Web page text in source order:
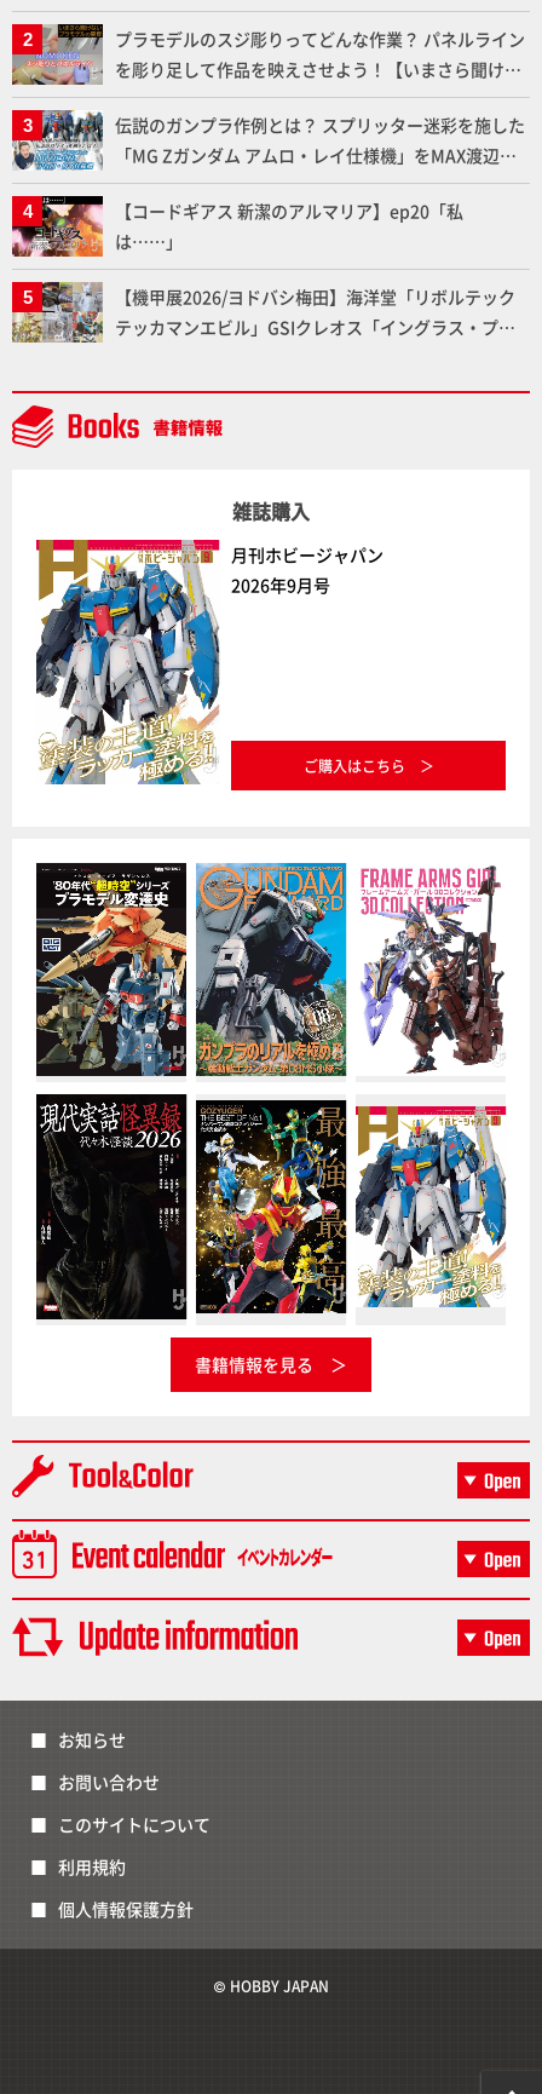
メラ永久保存化プロジェクト FINAL」
プラモデルのスジ彫りってどんな作業？ パネルライン
を彫り足して作品を映えさせよう！【いまさら聞けな
いプラモデルの基礎：スジ彫りとパネルライン】
伝説のガンプラ作例とは？ スプリッター迷彩を施した
「MG Zガンダム アムロ・レイ仕様機」をMAX渡辺が
ふたたび塗る!!【試し読み】
【コードギアス 新潔のアルマリア】ep20「私
は……」
【機甲展2026/ヨドバシ梅田】海洋堂「リボルテック
テッカマンエビル」GSIクレオス「イングラス・プラ
ファイン「TANK KONG2」など最新メカアイテム展示
レポート【Side B】
雑誌購入
月刊ホビージャパン
2026年9月号
ご購入はこちら
書籍情報を見る
お知らせ
お問い合わせ
このサイトについて
利用規約
個人情報保護方針
© HOBBY JAPAN